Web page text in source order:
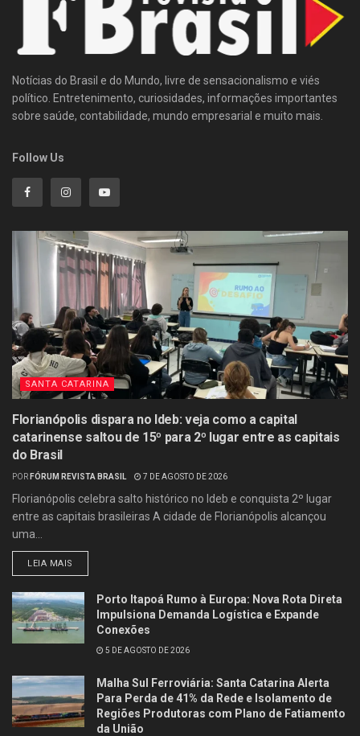
Notícias do Brasil e do Mundo, livre de sensacionalismo e viés
político. Entretenimento, curiosidades, informações importantes
sobre saúde, contabilidade, mundo empresarial e muito mais.
Follow Us
SANTA CATARINA
Florianópolis dispara no Ideb: veja como a capital
catarinense saltou de 15º para 2º lugar entre as capitais
do Brasil
POR FÓRUM REVISTA BRASIL 7 DE AGOSTO DE 2026
Florianópolis celebra salto histórico no Ideb e conquista 2º lugar
entre as capitais brasileiras A cidade de Florianópolis alcançou
uma...
LEIA MAIS
Porto Itapoá Rumo à Europa: Nova Rota Direta
Impulsiona Demanda Logística e Expande
Conexões
5 DE AGOSTO DE 2026
Malha Sul Ferroviária: Santa Catarina Alerta
Para Perda de 41% da Rede e Isolamento de
Regiões Produtoras com Plano de Fatiamento
da União